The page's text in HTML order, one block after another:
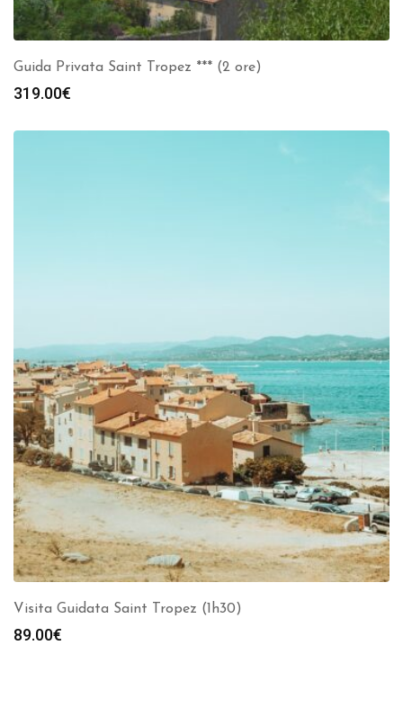
Guida Privata Saint Tropez *** (2 ore)
319.00€
Visita Guidata Saint Tropez (1h30)
89.00€